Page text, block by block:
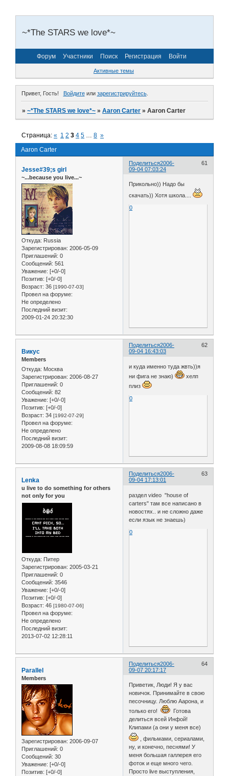
~*The STARS we love*~
Форум Участники Поиск Регистрация Войти
Активные темы
Привет, Гость! Войдитеили зарегистрируйтесь.
»~*The STARS we love*~ »Aaron Carter »Aaron Carter
Aaron Carter
Страница:« 1 2 3 4 5 … 8 »
Поделиться 61
2006-
09-04 07:03:24
Jesse#39;s girl
~...because you live...~
Откуда: Russia
Зарегистрирован: 2006-05-09
Приглашений: 0
Сообщений: 561
Уважение: [+0/-0]
Позитив: [+0/-0]
Возраст: 36 [1990-07-03]
Провел на форуме:
Не определено
Последний визит:
2009-01-24 20:32:30
Прикольно)) Надо бы
скачать)) Хотя школа....
0
Поделиться 62
2006-
09-04 16:43:03
Викус
Members
Откуда: Москва
Зарегистрирован: 2006-08-27
Приглашений: 0
Сообщений: 82
Уважение: [+0/-0]
Позитив: [+0/-0]
Возраст: 34 [1992-07-29]
Провел на форуме:
Не определено
Последний визит:
2009-08-08 18:09:59
и куда именно туда жвть))я
ни фига не знаю)
хелп
плиз
0
Поделиться 63
2006-
09-04 17:13:01
Lenka
u live to do something for others
not only for you
Откуда: Питер
Зарегистрирован: 2005-03-21
Приглашений: 0
Сообщений: 3546
Уважение: [+0/-0]
Позитив: [+0/-0]
Возраст: 46 [1980-07-06]
Провел на форуме:
Не определено
Последний визит:
2013-07-02 12:28:11
раздел video "house of
carters" там все написано в
новостях.. и не сложно даже
если язык не знаешь)
0
Поделиться 64
2006-
09-07 20:17:17
Parallel
Members
Зарегистрирован: 2006-09-07
Приглашений: 0
Сообщений: 30
Уважение: [+0/-0]
Позитив: [+0/-0]
Приветик, Люди! Я у вас
новичок. Принимайте в свою
песочницу. Люблю Аарона, и
только его!
Готова
делиться всей Инфой!
Клипами (а они у меня все)
, фильмами, сериалами,
ну, и конечно, песнями! У
меня большая галлерея его
фоток и еще много чего.
Просто live выступления,